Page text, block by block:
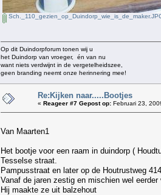
Op dit Duindorpforum tonen wij u
het Duindorp van vroeger, én van nu
want niets verdwijnt in de vergetelheidszee,
geen branding neemt onze herinnering mee!
Re:Kijken naar.....Bootjes
« Reageer #7 Gepost op: Februari 23,
Van Maarten1
Het bootje voor een raam in duindorp (
Tesselse straat. Hij
Pampusstraat en later op de Houtrustweg 414
Vanaf de jaren zestig en mischien wel
Hij maakte ze uit balzehout